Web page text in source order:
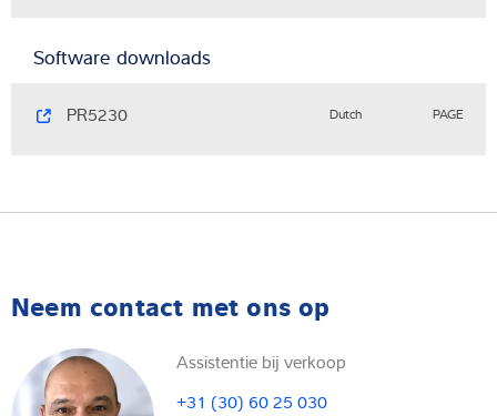
Software downloads
PR5230 Dutch PAGE
Neem contact met ons op
Assistentie bij verkoop
+31 (30) 60 25 030